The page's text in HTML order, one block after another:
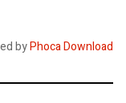
byPhoca Download